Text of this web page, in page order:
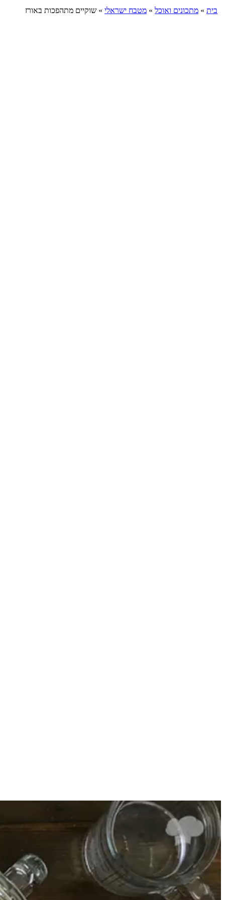
בית » מתכונים ואוכל » מטבח ישראלי » שוקיים מתהפכות באורז